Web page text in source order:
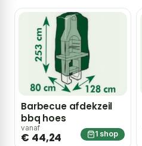
Barbecue afdekzeil
bbq hoes
vanaf
€ 44,24 1 shop